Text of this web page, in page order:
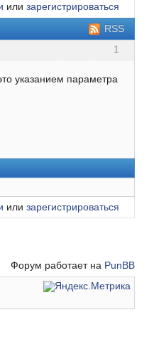
илизарегистрироваться
RSS
1
указанием параметра
илизарегистрироваться
Форум работает на PunBB